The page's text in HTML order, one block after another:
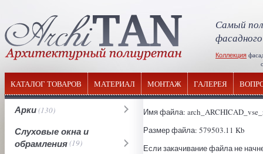
Самый
Коллекция
КАТАЛОГ ТОВАРОВ МАТЕРИАЛ МОНТАЖ ГАЛЕРЕЯ
Арки(130)
Слуховые окна и
обрамления(19)
Имя файла:
Размер файла: 579503.11 Kb
Если закачивание файла не